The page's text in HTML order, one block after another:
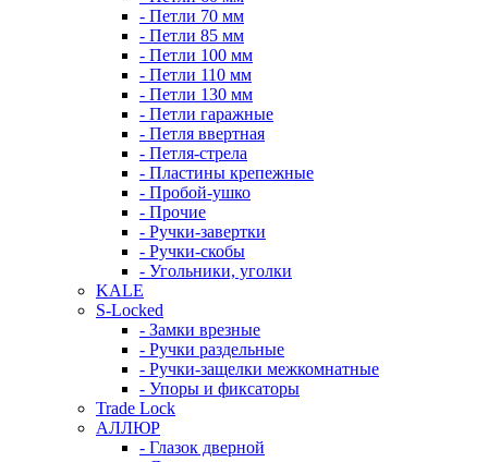
- Петли 70 мм
- Петли 85 мм
- Петли 100 мм
- Петли 110 мм
- Петли 130 мм
- Петли гаражные
- Петля ввертная
- Петля-стрела
- Пластины крепежные
- Пробой-ушко
- Прочие
- Ручки-завертки
- Ручки-скобы
- Угольники, уголки
KALE
S-Locked
- Замки врезные
- Ручки раздельные
- Ручки-защелки межкомнатные
- Упоры и фиксаторы
Trade Lock
АЛЛЮР
- Глазок дверной